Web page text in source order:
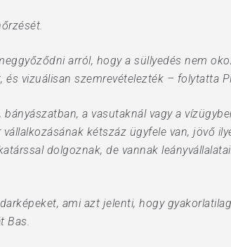
arról, hogy a süllyedés nem
vizuálisan szemrevételezték – folytatta
a vasutaknál vagy a
kétszáz ügyfele van, jövő
dolgoznak, de vannak
ami azt jelenti, hogy
Bas.